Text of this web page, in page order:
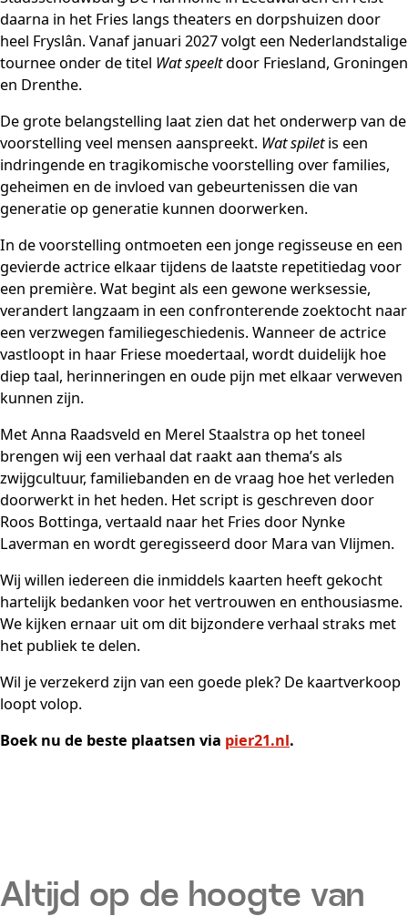
daarna in het Fries langs theaters en dorpshuizen door
heel Fryslân. Vanaf januari 2027 volgt een Nederlandstalige
tournee onder de titel Wat speeltdoor Friesland, Groningen
en Drenthe.
De grote belangstelling laat zien dat het onderwerp van de
voorstelling veel mensen aanspreekt. Wat spiletis een
indringende en tragikomische voorstelling over families,
geheimen en de invloed van gebeurtenissen die van
generatie op generatie kunnen doorwerken.
In de voorstelling ontmoeten een jonge regisseuse en een
gevierde actrice elkaar tijdens de laatste repetitiedag voor
een première. Wat begint als een gewone werksessie,
verandert langzaam in een confronterende zoektocht naar
een verzwegen familiegeschiedenis. Wanneer de actrice
vastloopt in haar Friese moedertaal, wordt duidelijk hoe
diep taal, herinneringen en oude pijn met elkaar verweven
kunnen zijn.
Met Anna Raadsveld en Merel Staalstra op het toneel
brengen wij een verhaal dat raakt aan thema’s als
zwijgcultuur, familiebanden en de vraag hoe het verleden
doorwerkt in het heden. Het script is geschreven door
Roos Bottinga, vertaald naar het Fries door Nynke
Laverman en wordt geregisseerd door Mara van Vlijmen.
Wij willen iedereen die inmiddels kaarten heeft gekocht
hartelijk bedanken voor het vertrouwen en enthousiasme.
We kijken ernaar uit om dit bijzondere verhaal straks met
het publiek te delen.
Wil je verzekerd zijn van een goede plek? De kaartverkoop
loopt volop.
Boek nu de beste plaatsen via pier21.nl.
Altijd op de hoogte van